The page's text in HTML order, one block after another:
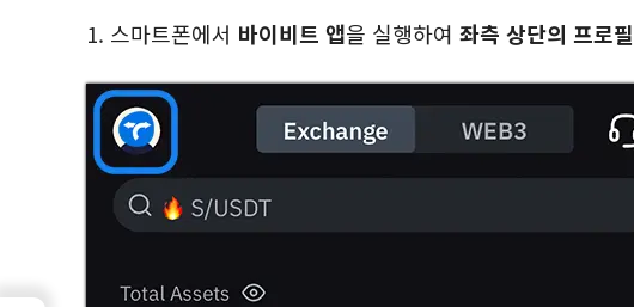
1. 스마트폰에서 바이비트 앱을 실행하여 좌측 상단의 프로필